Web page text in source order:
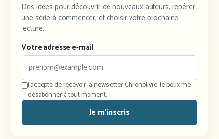
Des idées pour découvrir de nouveaux auteurs, repérer
une série à commencer, et choisir votre prochaine
lecture.
Votre adresse e-mail
J'accepte de recevoir la newsletter Chronolivre. Je peux me
désabonner à tout moment.